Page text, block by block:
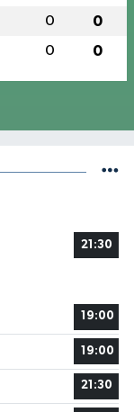
0 0
0 0
21:30
19:00
19:00
21:30